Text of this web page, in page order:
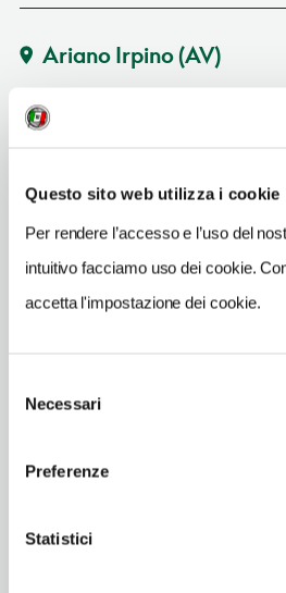
Questo sito web utilizza i cookie
Per rendere l’accesso e l’uso del
intuitivo facciamo uso dei cookie.
accetta l'impostazione dei cookie.
delNecessari
Preferenze
Statistici
Ariano Irpino(AV)
Ariano Irpino (AV)
Campania IT
SITO WEB
www.comune.ariano-irpino.av.it/
sempre aperto